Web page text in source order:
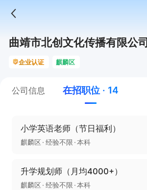
曲靖市北创文化传播有限公司
企业认证 麒麟区
公司信息 在招职位 · 14
小学英语老师（节日福利）
麒麟区 经验不限 本科
升学规划师（月均4000+）
麒麟区 经验不限 本科